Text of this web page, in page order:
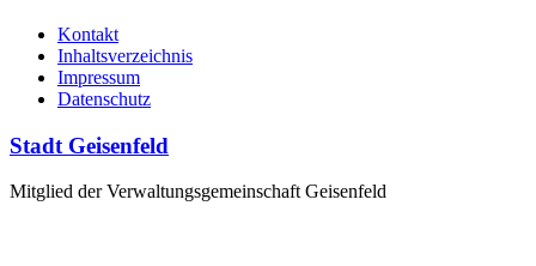
Kontakt
Inhaltsverzeichnis
Impressum
Datenschutz
Stadt Geisenfeld
Mitglied der Verwaltungsgemeinschaft Geisenfeld